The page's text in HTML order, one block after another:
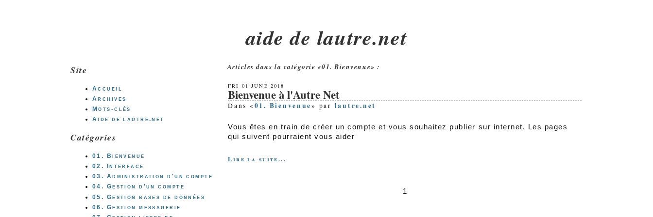
aide de lautre.net
Articles dans la catégorie «01. Bienvenue» :
FRI 01 JUNE 2018
Bienvenue à l'Autre Net
Dans «01. Bienvenue» par lautre.net
Vous êtes en train de créer un compte et vous souhaitez publier sur internet. Les pages
qui suivent pourraient vous aider
Lire la suite...
1
Site
Accueil
Archives
Mots-clés
Aide de lautre.net
Catégories
01. Bienvenue
02. Interface
03. Administration d'un compte
04. Gestion d'un compte
05. Gestion bases de données
06. Gestion messagerie